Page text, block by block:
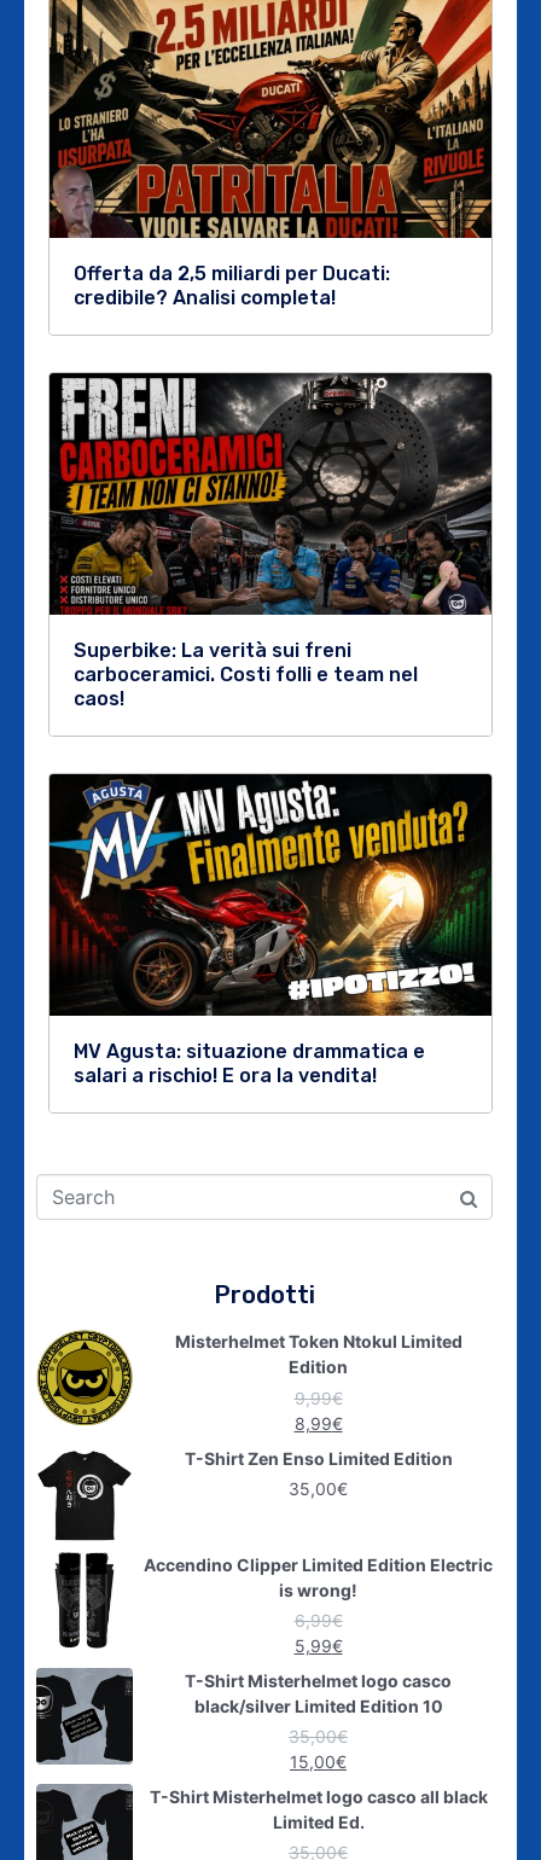
Offerta da 2,5 miliardi per Ducati:
credibile? Analisi completa!
Superbike: La verità sui freni
carboceramici. Costi folli e team nel
caos!
MV Agusta: situazione drammatica e
salari a rischio! E ora la vendita!
Prodotti
Misterhelmet Token Ntokul Limited
Edition
9,99€
8,99€
T-Shirt Zen Enso Limited Edition
35,00€
Accendino Clipper Limited Edition Electric
is wrong!
6,99€
5,99€
T-Shirt Misterhelmet logo casco
black/silver Limited Edition 10
35,00€
15,00€
T-Shirt Misterhelmet logo casco all black
Limited Ed.
35,00€